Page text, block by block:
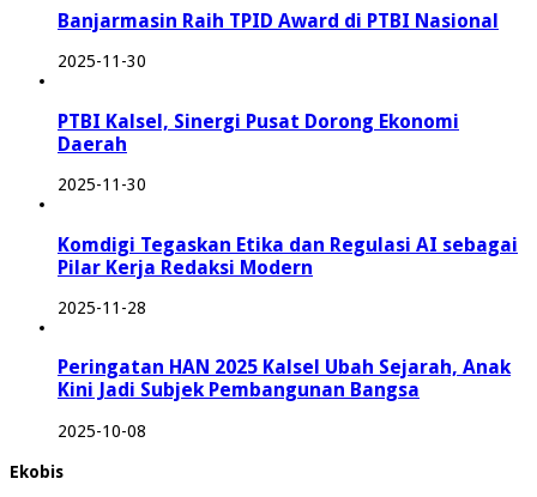
Banjarmasin Raih TPID Award di PTBI Nasional
2025-11-30
PTBI Kalsel, Sinergi Pusat Dorong Ekonomi
Daerah
2025-11-30
Komdigi Tegaskan Etika dan Regulasi AI sebagai
Pilar Kerja Redaksi Modern
2025-11-28
Peringatan HAN 2025 Kalsel Ubah Sejarah, Anak
Kini Jadi Subjek Pembangunan Bangsa
2025-10-08
Ekobis